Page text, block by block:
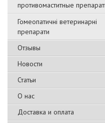
противомаститные
Гомеопатичні ветеринарні
препарати
Отзывы
Новости
Статьи
О нас
Доставка и оплата